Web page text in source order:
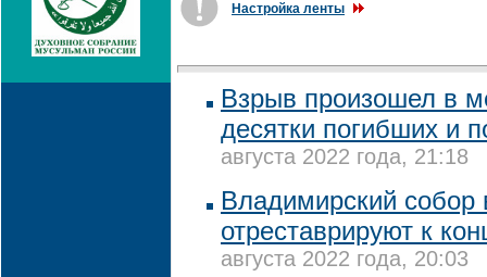
Настройка ленты
Взрыв произошел в
десятки погибших и
августа 2022 года, 21:18
Владимирский собор
отреставрируют к
августа 2022 года, 20:03